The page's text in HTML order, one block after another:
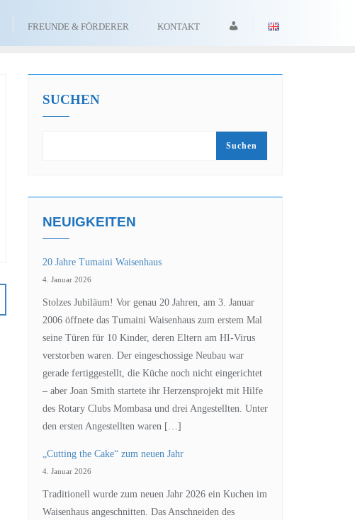
FREUNDE & FÖRDERER KONTAKT ANMELDEN
SUCHEN
Suchen
NEUIGKEITEN
20 Jahre Tumaini Waisenhaus
4. Januar 2026
Stolzes Jubiläum! Vor genau 20 Jahren, am 3. Januar
2006 öffnete das Tumaini Waisenhaus zum erstem Mal
seine Türen für 10 Kinder, deren Eltern am HI-Virus
verstorben waren. Der eingeschossige Neubau war
gerade fertiggestellt, die Küche noch nicht eingerichtet
– aber Joan Smith startete ihr Herzensprojekt mit Hilfe
des Rotary Clubs Mombasa und drei Angestellten. Unter
den ersten Angestellten waren […]
„Cutting the Cake“ zum neuen Jahr
4. Januar 2026
Traditionell wurde zum neuen Jahr 2026 ein Kuchen im
Waisenhaus angeschnitten. Das Anschneiden des